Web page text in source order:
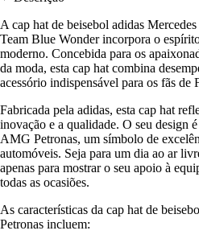
A cap hat de beisebol adidas
Team Blue Wonder incorpora o
moderno. Concebida para os
da moda, esta cap hat combina
acessório indispensável para os fãs de
Fabricada pela adidas, esta cap hat
inovação e a qualidade. O seu design
AMG Petronas, um símbolo de
automóveis. Seja para um dia ao ar
apenas para mostrar o seu apoio à
todas as ocasiões.
As características da cap hat de
Petronas incluem: